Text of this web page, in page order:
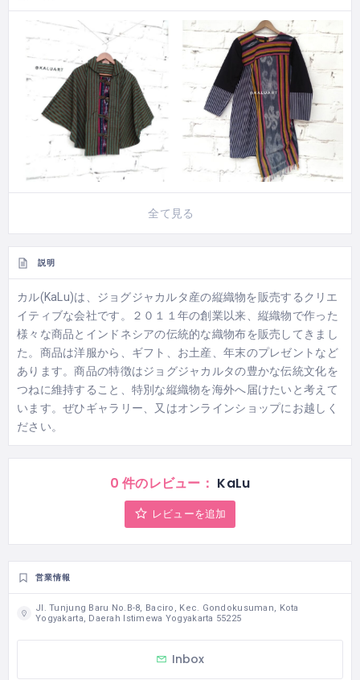
全て見る
説明
カル(KaLu)は、ジョグジャカルタ産の縦織物を販売するクリエ
イティブな会社です。２０１１年の創業以来、縦織物で作った
様々な商品とインドネシアの伝統的な織物布を販売してきまし
た。商品は洋服から、ギフト、お土産、年末のプレゼントなど
あります。商品の特徴はジョグジャカルタの豊かな伝統文化を
つねに維持すること、特別な縦織物を海外へ届けたいと考えて
います。ぜひギャラリー、又はオンラインショップにお越しく
ださい。
0 件のレビュー： KaLu
レビューを追加
営業情報
Jl. Tunjung Baru No.B-8, Baciro, Kec. Gondokusuman, Kota
Yogyakarta, Daerah Istimewa Yogyakarta 55225
Inbox